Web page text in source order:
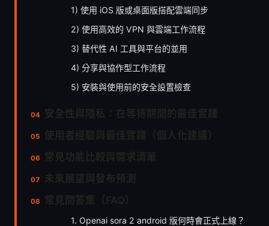
1) 使用 iOS 版或桌面版搭配雲端同步
2) 使用高效的 VPN 與雲端工作流程
3) 替代性 AI 工具與平台的並用
4) 分享與協作型工作流程
5) 安裝與使用前的安全設置檢查
1. Openai sora 2 android 版何時會正式上線？